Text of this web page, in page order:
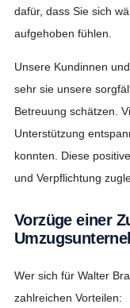
dafür, dass Sie sich
aufgehoben fühlen.
Unsere Kundinnen
sehr sie unsere
Betreuung schätzen.
Unterstützung
konnten. Diese
und Verpflichtung
Vorzüge einer
Wer sich für Walter
zahlreichen Vorteilen: